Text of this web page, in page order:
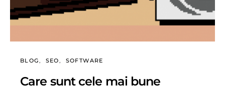
BLOG SEO SOFTWARE
Care sunt cele mai bune